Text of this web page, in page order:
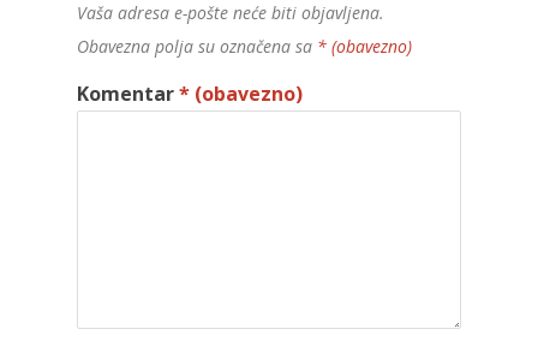
Vaša adresa e-pošte neće biti objavljena.
Obavezna polja su označena sa * (obavezno)
Komentar* (obavezno)